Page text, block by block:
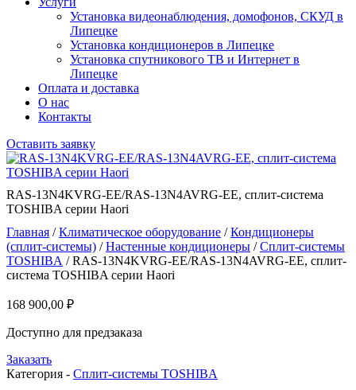
Установка видеонаблюдения, домофонов, СКУД в
Липецке
Установка кондиционеров в Липецке
Установка спутникового ТВ и Интернет в
Липецке
Оплата и доставка
О нас
Контакты
Оставить заявку
RAS-13N4KVRG-EE/RAS-13N4AVRG-EE, сплит-система
TOSHIBA серии Haori
Главная /Климатическое оборудование /Кондиционеры
(сплит-системы) /Настенные кондиционеры /Сплит-системы
TOSHIBA / RAS-13N4KVRG-EE/RAS-13N4AVRG-EE, сплит-
система TOSHIBA серии Haori
168 900,00 ₽
Доступно для предзаказа
Заказать
Категория - Сплит-системы TOSHIBA